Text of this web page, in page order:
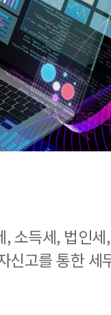
소득세, 법인
신고를 통한 세